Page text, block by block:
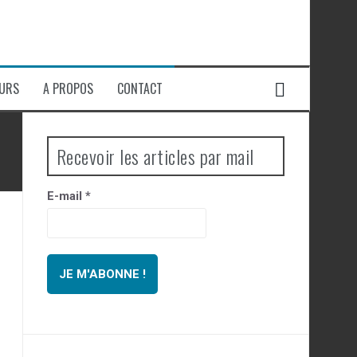
A PROPOS CONTACT
Recevoir les articles par mail
E-mail *